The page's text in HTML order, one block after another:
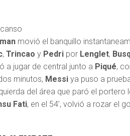
movió el banquillo
,Trincaoy Pedri por Lenglet,
a jugar de central junto a Piqué,
minutos, Messiya puso a
del área que paró el portero
Fati, en el 54’, volvió a rozar el